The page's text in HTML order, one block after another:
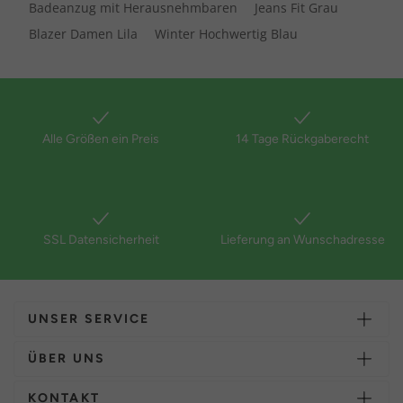
Badeanzug mit Herausnehmbaren
Jeans Fit Grau
Blazer Damen Lila
Winter Hochwertig Blau
Alle Größen ein Preis 14 Tage Rückgaberecht
SSL Datensicherheit Lieferung an Wunschadresse
UNSER SERVICE
ÜBER UNS
KONTAKT